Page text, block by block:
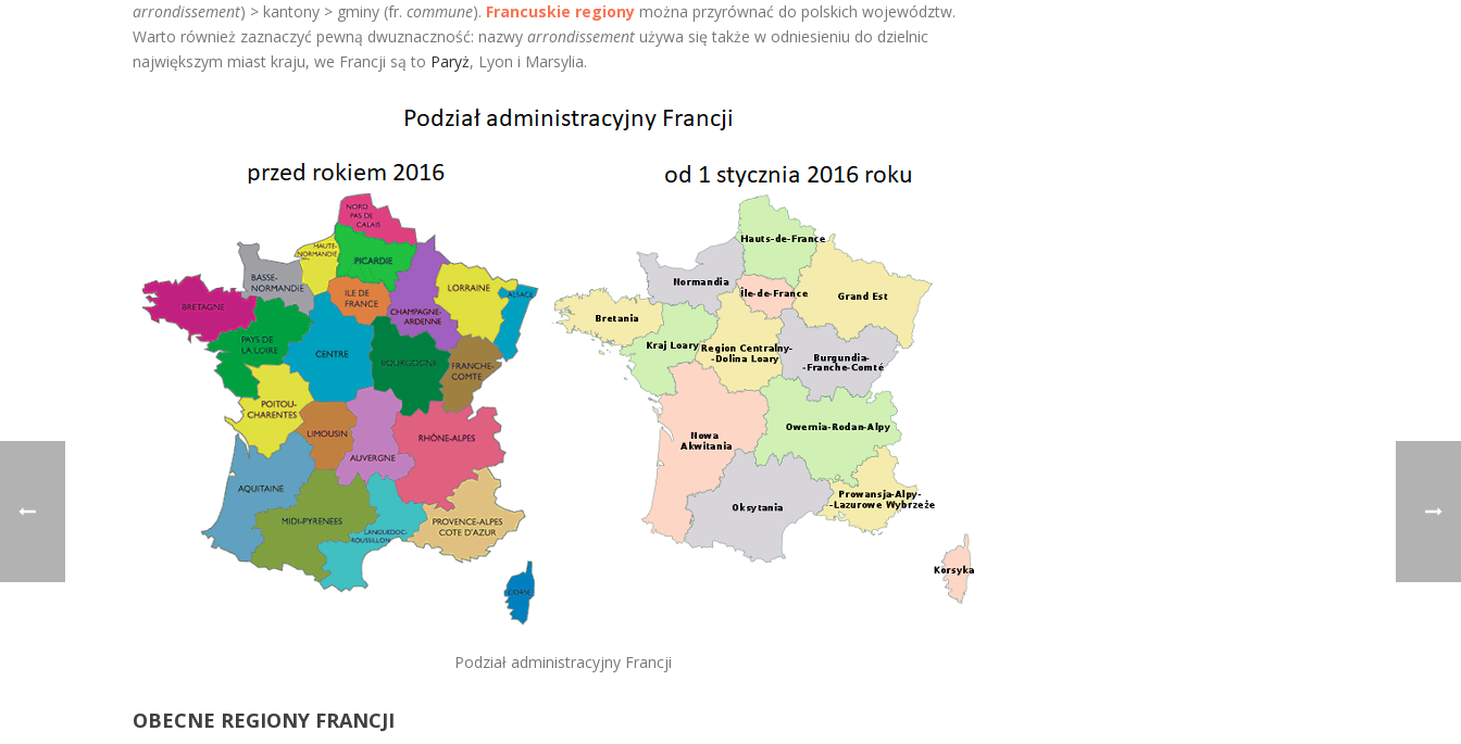
arrondissement) > kantony > gminy (fr. commune). Francuskie regiony można przyrównać do polskich województw.
Warto również zaznaczyć pewną dwuznaczność: nazwy arrondissement używa się także w odniesieniu do dzielnic
największym miast kraju, we Francji są to Paryż, Lyon i Marsylia.
Podział administracyjny Francji
OBECNE REGIONY FRANCJI